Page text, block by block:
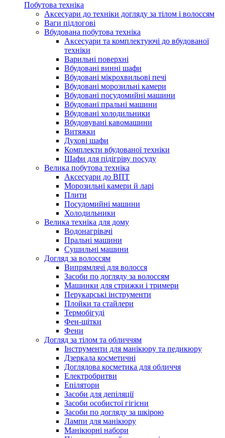
Побутова техніка
Аксесуари до техніки догляду за тілом і волоссям
Ваги підлогові
Вбудована побутова техніка
Аксесуари та комплектуючі до вбудованої
техніки
Варильні поверхні
Вбудовані винні шафи
Вбудовані мікрохвильові печі
Вбудовані морозильні камери
Вбудовані посудомийні машини
Вбудовані пральні машини
Вбудовані холодильники
Вбудовувані кавомашини
Витяжки
Духові шафи
Комплекти вбудованої техніки
Шафи для підігріву посуду
Велика побутова техніка
Аксесуари до ВПТ
Морозильні камери й ларі
Плити
Посудомийні машини
Холодильники
Велика техніка для дому
Водонагрівачі
Пральні машини
Сушильні машини
Догляд за волоссям
Випрямлячі для волосся
Засоби по догляду за волоссям
Машинки для стрижки і тримери
Перукарські інструменти
Плойки та стайлери
Термобігуді
Фен-щітки
Фени
Догляд за тілом та обличчям
Інструменти для манікюру та педикюру
Дзеркала косметичні
Доглядова косметика для обличчя
Електробритви
Епілятори
Засоби для депіляції
Засоби особистої гігієни
Засоби по догляду за шкірою
Лампи для манікюру
Манікюрні набори